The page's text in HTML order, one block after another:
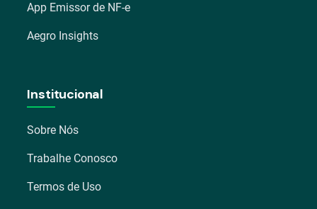
App Emissor de NF-e
Aegro Insights
Institucional
Sobre Nós
Trabalhe Conosco
Termos de Uso